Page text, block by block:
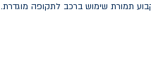
תמורת שימוש ברכב לתקופה מוגדרת.